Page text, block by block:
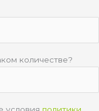
количестве?
условия политики